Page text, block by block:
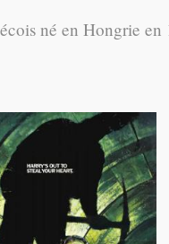
né en Hongrie
My
Valentine